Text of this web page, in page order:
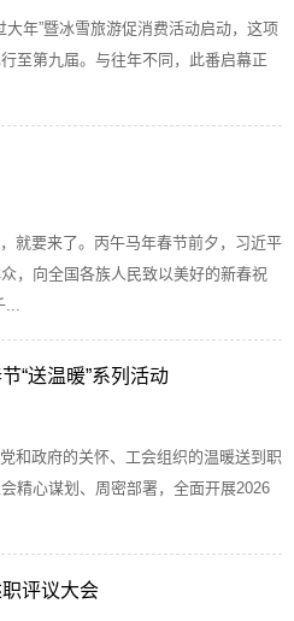
年”暨冰雪旅游促消费活动启动，这项
至第九届。与往年不同，此番启幕正
就要来了。丙午马年春节前夕，习近平
，向全国各族人民致以美好的新春祝
“送温暖”系列活动
和政府的关怀、工会组织的温暖送到职
精心谋划、周密部署，全面开展2026
评议大会